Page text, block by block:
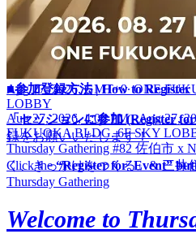
At the 6F reception, simply scan the
Gathering! (*NO printed tickets
——
■参加登録方法 | How to Register
「セッションに参加 (Register
録をお願いいたします！
Click the“Register for Event”
Aug 27, 2026, GMT+9∙ ONE
LOBBY
Aug 27, 2026, 4:00 PM - Aug 27,
FUKUOKA BLDG. 6F SKY
Thursday Gathering #82 佐伯市
く、きっかけをつくる』& 三井
Thursday Gathering
Welcome to